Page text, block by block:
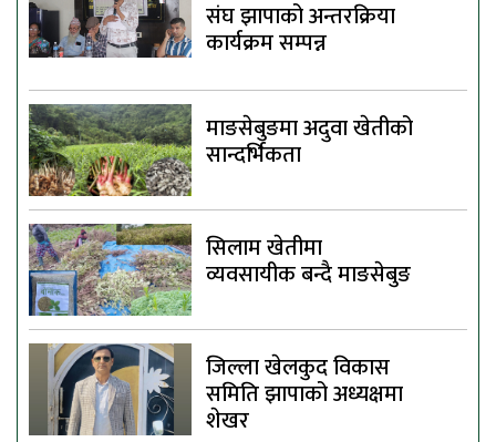
संघ झापाको अन्तरक्रिया
कार्यक्रम सम्पन्न
माङसेबुङमा अदुवा खेतीको
सान्दर्भिकता
सिलाम खेतीमा
व्यवसायीक बन्दै माङसेबुङ
जिल्ला खेलकुद विकास
समिति झापाको अध्यक्षमा
शेखर